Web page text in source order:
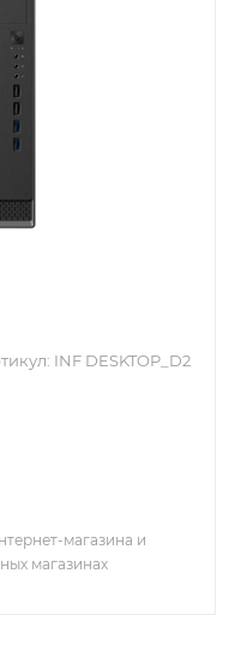
INF DESKTOP_D2
магазина и
магазинах